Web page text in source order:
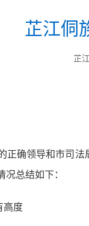
芷江侗
芷
正确领导和市司
总结如下：
高度